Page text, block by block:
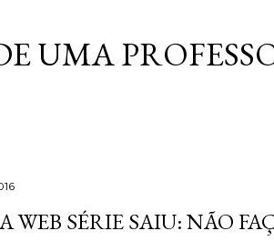
UMA
WEB SÉRIE SAIU: NÃO